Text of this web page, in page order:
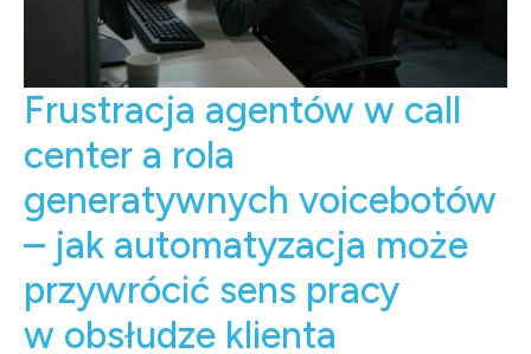
Frustracja agentów w call
center a rola
generatywnych voicebotów
– jak automatyzacja może
przywrócić sens pracy
w obsłudze klienta